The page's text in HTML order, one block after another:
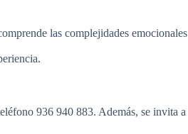
las complejidades emocionales
936 940 883. Además, se invita a